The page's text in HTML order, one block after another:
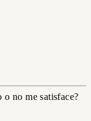
o no me satisface?